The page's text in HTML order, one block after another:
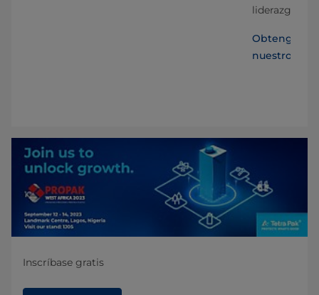
liderazgo en
Obtenga
nuestro
Inscríbase gratis